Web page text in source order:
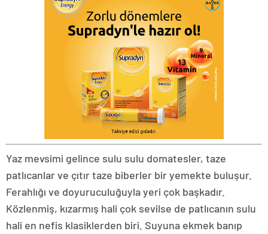
Yaz mevsimi gelince sulu sulu domatesler, taze
patlıcanlar ve çıtır taze biberler bir yemekte buluşur.
Ferahlığı ve doyuruculuğuyla yeri çok başkadır.
Közlenmiş, kızarmış hali çok sevilse de patlıcanın sulu
hali en nefis klasiklerden biri. Suyuna ekmek banıp